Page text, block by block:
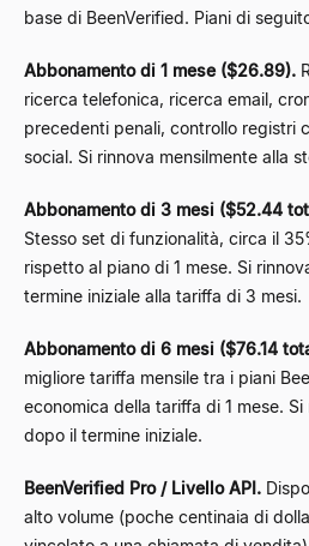
base di BeenVerified. Piani di
Abbonamento di 1 mese ($26.89).
ricerca telefonica, ricerca email,
precedenti penali, controllo registri
social. Si rinnova mensilmente alla
Abbonamento di 3 mesi ($52.44
Stesso set di funzionalità, circa il
rispetto al piano di 1 mese. Si
termine iniziale alla tariffa di 3 mesi.
Abbonamento di 6 mesi ($76.14
migliore tariffa mensile tra i piani
economica della tariffa di 1 mese.
dopo il termine iniziale.
BeenVerified Pro / Livello API.
alto volume (poche centinaia di